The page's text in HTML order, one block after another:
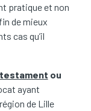
pratique et non
de mieux
cas qu’il
ou
ayant
de Lille